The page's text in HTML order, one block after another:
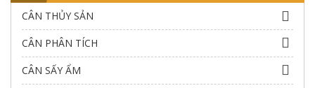
CÂN THỦY SẢN
CÂN PHÂN TÍCH
CÂN SẤY ẨM